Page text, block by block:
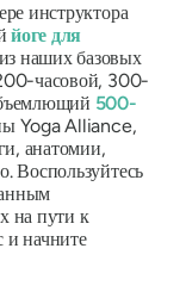
инструктора
йоге для
наших базовых
часовой, 300-
500-
Yoga Alliance,
анатомии,
Воспользуйтесь
на пути к
и начните